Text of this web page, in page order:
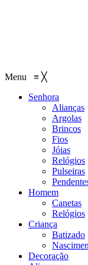
Menu ≡ ╳
Senhora
Alianças
Argolas
Brincos
Fios
Jóias
Relógios
Pulseiras
Homem
Canetas
Relógios
Criança
Batizado
Decoração